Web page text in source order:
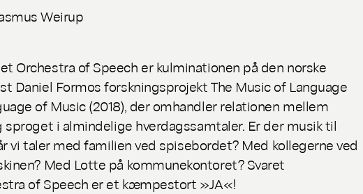
Weirup
Orchestra of Speech er kulminationen på den norske
Daniel Formos forskningsprojektThe Music of Language
of Music(2018), der omhandler relationen mellem
sproget i almindelige hverdagssamtaler. Er der musik til
vi taler med familien ved spisebordet? Med kollegerne ved
Med Lotte på kommunekontoret? Svaret
of Speech er et kæmpestort »JA«!